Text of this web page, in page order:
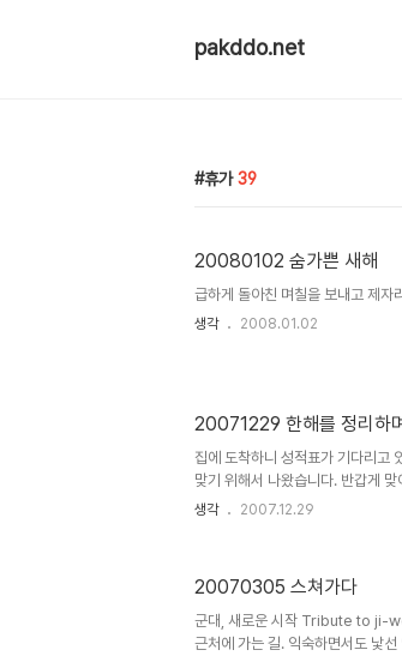
pakddo.net
휴가 39
20080102 숨가쁜 새해
급하게 돌아친 며칠을 보내고 제자
생각 2008.01.02
20071229 한해를 정리하
집에 도착하니 성적표가 기다리고
맞기 위해서 나왔습니다. 반갑게 맞
생각 2007.12.29
20070305 스쳐가다
군대, 새로운 시작 Tribute to ji-
근처에 가는 길. 익숙하면서도 낯